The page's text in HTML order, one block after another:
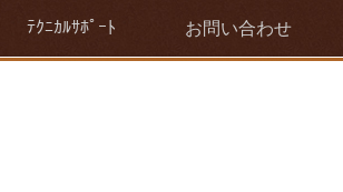
ﾃｸﾆｶﾙｻﾎﾟｰﾄ お問い合わせ